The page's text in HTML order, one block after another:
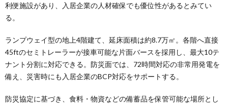
利便施設があり、入居企業の人材確保でも優位性があるとみてい
る。
ランプウェイ型の地上4階建て、延床面積は約8.7万㎡。各階へ直接
45ftのセミトレーラーが接車可能な片面バースを採用し、最大10テ
ナント分割に対応できる。防災面では、72時間対応の非常用発電を
備え、災害時にも入居企業のBCP対応をサポートする。
防災協定に基づき、食料・物資などの備蓄品を保管可能な場所とし